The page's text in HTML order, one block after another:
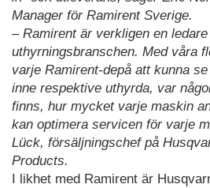
Manager för Ramirent Sverige.
– Ramirent är verkligen en
uthyrningsbranschen. Med våra
varje Ramirent-depå att kunna
inne respektive uthyrda, var
finns, hur mycket varje maskin
kan optimera servicen för varje
Lück, försäljningschef på
Products.
I likhet med Ramirent är